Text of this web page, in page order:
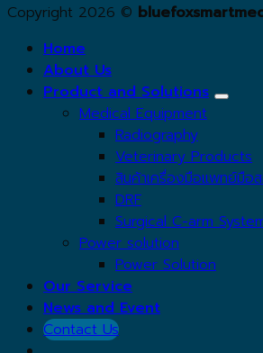
Copyright 2026 ©
Home
About Us
Product and Solutions
Medical Equipment
Radiography
Veterinary Products
สินค้าเครื่องมือแพทย์มือ
DRF
Surgical C-arm
Power solution
Power Solution
Our Service
News and Event
Contact Us